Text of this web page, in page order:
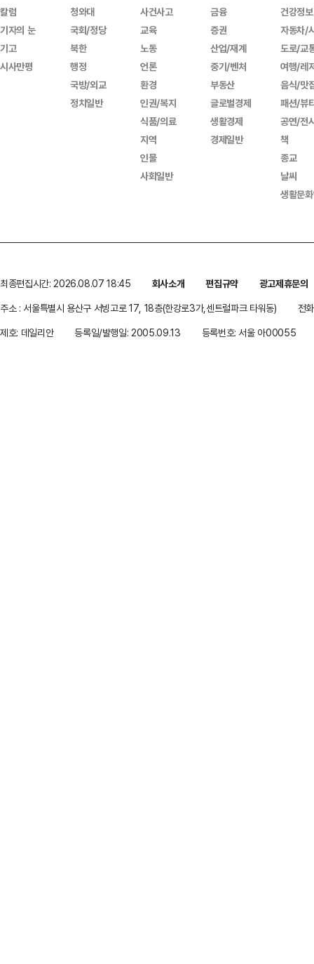
칼럼
기자의 눈
기고
시사만평
청와대
국회/정당
북한
행정
국방/외교
정치일반
사건사고
교육
노동
언론
환경
인권/복지
식품/의료
지역
인물
사회일반
금융
증권
산업/재계
중기/벤처
부동산
글로벌경제
생활경제
경제일반
건강정보
자동차/
도로/교
여행/레
음식/맛
패션/뷰
공연/전
책
종교
날씨
생활문
최종편집시간: 2026.08.07 18:45 회사소개 편집규약
광고제휴문의
주소 : 서울특별시 용산구 서빙고로 17, 18층(한강로3가,센트럴파크 타워동)
전
제호: 데일리안
등록일/발행일: 2005.09.13 등록번호: 서울 아00055